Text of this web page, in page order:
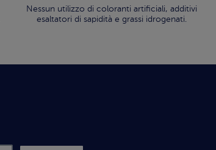
Nessun utilizzo di coloranti artificiali, additivi
esaltatori di sapidità e grassi idrogenati.